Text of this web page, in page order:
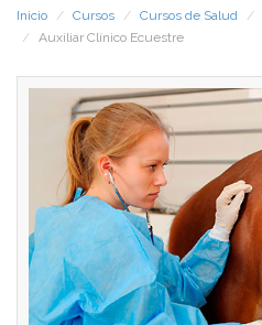
Auxiliar Clínico Ecuestre para
proporcionar los
conocimientos necesarios a
todos aquellos que trabajan
o quieren trabajar con
caballos en su vertiente más
práctica y vocacional.
Este Curso está dirigido a:
Personas que trabajen en
Inicio Cursos Cursos de Salud
Auxiliar Clínico Ecuestre